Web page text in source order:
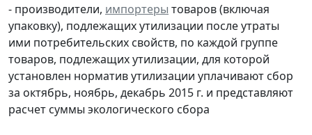
- производители, импортеры товаров (включая
упаковку), подлежащих утилизации после утраты
ими потребительских свойств, по каждой группе
товаров, подлежащих утилизации, для которой
установлен норматив утилизации уплачивают сбор
за октябрь, ноябрь, декабрь 2015 г. и представляют
расчет суммы экологического сбора